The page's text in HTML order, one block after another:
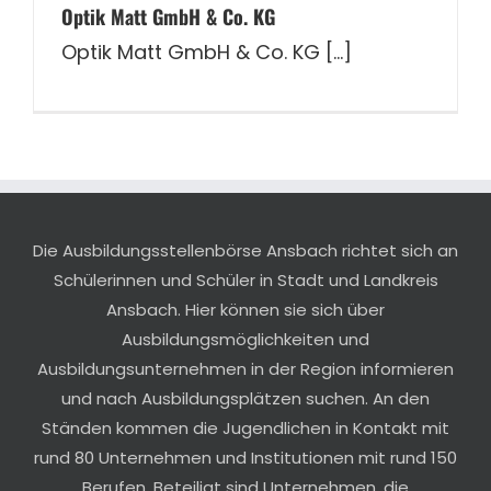
Optik Matt GmbH & Co. KG
Optik Matt GmbH & Co. KG [...]
Die Ausbildungsstellenbörse Ansbach richtet sich an
Schülerinnen und Schüler in Stadt und Landkreis
Ansbach. Hier können sie sich über
Ausbildungsmöglichkeiten und
Ausbildungsunternehmen in der Region informieren
und nach Ausbildungsplätzen suchen. An den
Ständen kommen die Jugendlichen in Kontakt mit
rund 80 Unternehmen und Institutionen mit rund 150